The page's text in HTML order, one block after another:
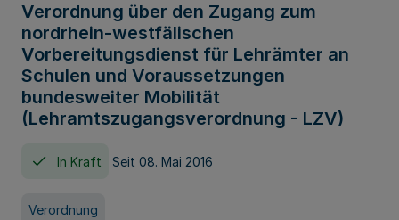
Verordnung über den Zugang zum
nordrhein-westfälischen
Vorbereitungsdienst für Lehrämter an
Schulen und Voraussetzungen
bundesweiter Mobilität
(Lehramtszugangsverordnung - LZV)
In Kraft Seit 08. Mai 2016
Verordnung